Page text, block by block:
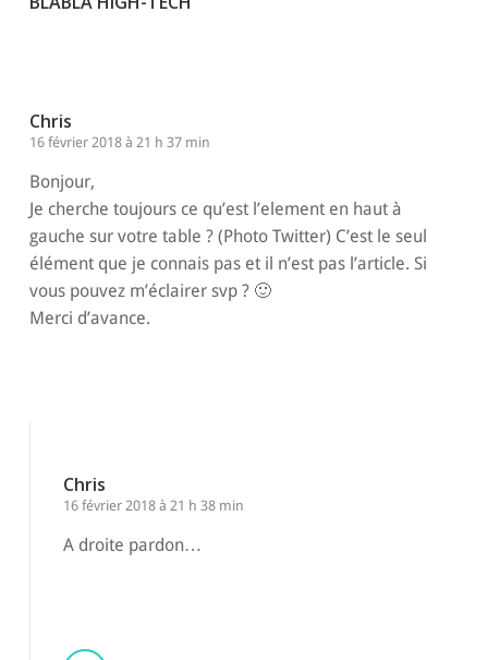
Chris
16 février 2018 à 21 h 37 min
Bonjour,
Je cherche toujours ce qu’est l’element en haut à
gauche sur votre table ? (Photo Twitter) C’est le seul
élément que je connais pas et il n’est pas l’article. Si
vous pouvez m’éclairer svp ? 🙂
Merci d’avance.
Chris
16 février 2018 à 21 h 38 min
A droite pardon…